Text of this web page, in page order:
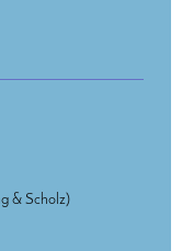
& Scholz)